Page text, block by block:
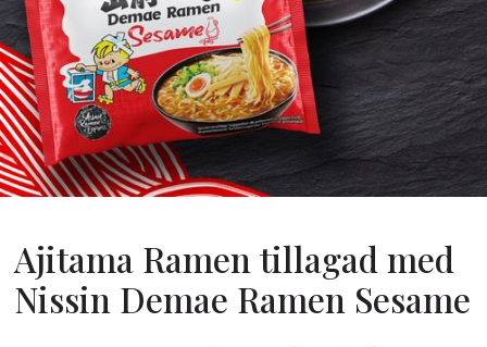
Oss
Grundare
Historia
Vanliga
Frågor
Ajitama Ramen tillagad med
Nissin Demae Ramen Sesame